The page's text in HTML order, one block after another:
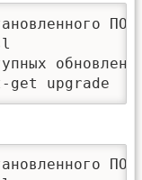
ПО
get upgrade
ПО